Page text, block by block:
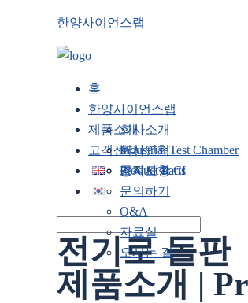
한양사이언스랩
홈
한양사이언스랩
회사소개
회사연혁
조직도 & CI
제품소개
Industrial Test Chamber
Product Parts
고객센터
공지사항
문의하기
Q&A
자료실
오시는 길
전기로 돌판
제품소개 |